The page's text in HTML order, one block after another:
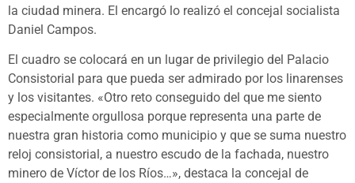
la ciudad minera. El encargó lo realizó el concejal socialista
Daniel Campos.
El cuadro se colocará en un lugar de privilegio del Palacio
Consistorial para que pueda ser admirado por los linarenses
y los visitantes. «Otro reto conseguido del que me siento
especialmente orgullosa porque representa una parte de
nuestra gran historia como municipio y que se suma nuestro
reloj consistorial, a nuestro escudo de la fachada, nuestro
minero de Víctor de los Ríos…», destaca la concejal de